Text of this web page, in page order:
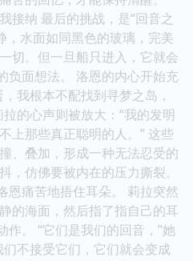
接纳 最后的挑战，是“回音之
，水面如同黑色的玻璃，完美
切。但一旦船只进入，它就会
负面想法。 洛恩的内心开始充
我根本不配找到寻梦之岛，
的心声则被放大：“我的发明
上那些真正聪明的人。” 这些
、叠加，形成一种无法忍受的
，仿佛要被内在的压力撕裂。
恩痛苦地捂住耳朵。 莉拉突然
的海面，然后指了指自己的耳
作。 “它们是我们的回音，”她
不接受它们，它们就会变成